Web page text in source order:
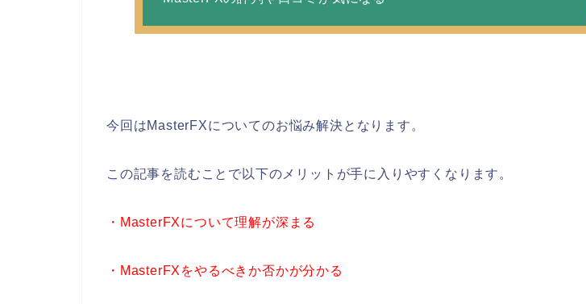
今回はMasterFXについてのお悩み解決となります。
この記事を読むことで以下のメリットが手に入りやすくなります。
・MasterFXについて理解が深まる
・MasterFXをやるべきか否かが分かる